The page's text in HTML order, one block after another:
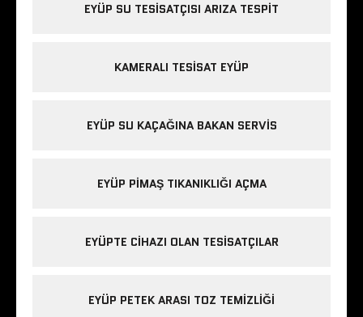
EYÜP SU TESISATÇISI ARIZA TESPIT
KAMERALI TESISAT EYÜP
EYÜP SU KAÇAĞINA BAKAN SERVIS
EYÜP PIMAŞ TIKANIKLIĞI AÇMA
EYÜPTE CIHAZI OLAN TESISATÇILAR
EYÜP PETEK ARASI TOZ TEMIZLIĞI